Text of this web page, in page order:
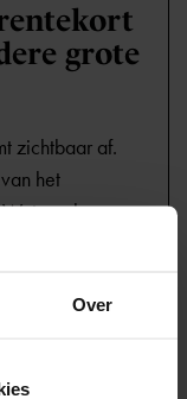
Over
grote
zichtbaar af.
het